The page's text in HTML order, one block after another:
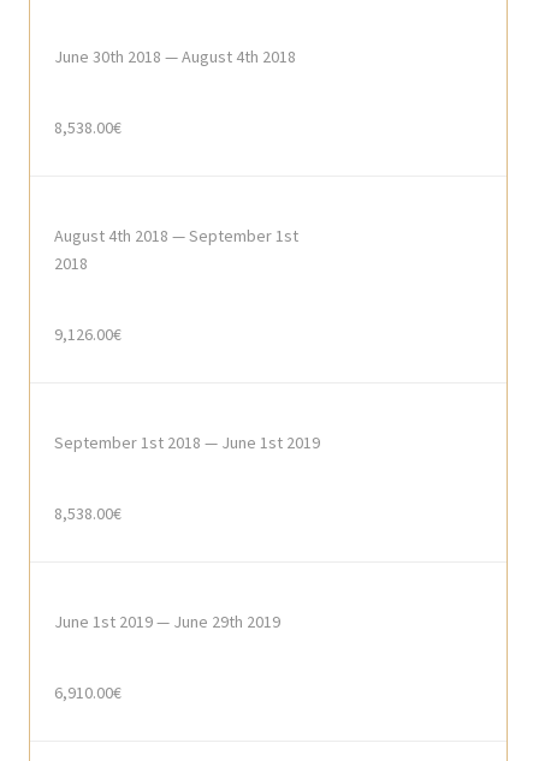
June 30th 2018 — August 4th 2018
8,538.00€
August 4th 2018 — September 1st
2018
9,126.00€
September 1st 2018 — June 1st 2019
8,538.00€
June 1st 2019 — June 29th 2019
6,910.00€